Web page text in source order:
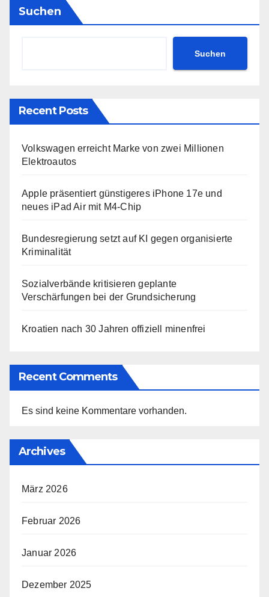
Suchen
Suchen
Recent Posts
Volkswagen erreicht Marke von zwei Millionen
Elektroautos
Apple präsentiert günstigeres iPhone 17e und
neues iPad Air mit M4-Chip
Bundesregierung setzt auf KI gegen organisierte
Kriminalität
Sozialverbände kritisieren geplante
Verschärfungen bei der Grundsicherung
Kroatien nach 30 Jahren offiziell minenfrei
Recent Comments
Es sind keine Kommentare vorhanden.
Archives
März 2026
Februar 2026
Januar 2026
Dezember 2025